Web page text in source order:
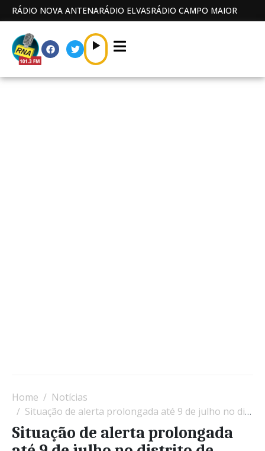
RÁDIO NOVA ANTENARÁDIO ELVASRÁDIO CAMPO MAIOR
Home
Notícias
Situação de alerta prolongada até 9 de julho no distrito de Évora
Situação de alerta prolongada